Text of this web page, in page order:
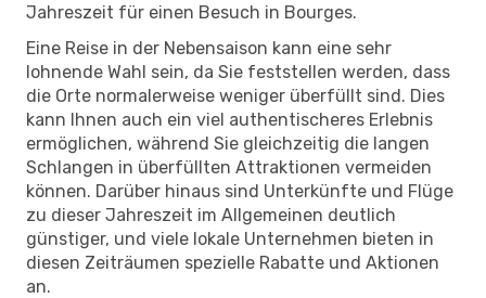
Jahreszeit für einen Besuch in Bourges.
Eine Reise in der Nebensaison kann eine sehr
lohnende Wahl sein, da Sie feststellen werden, dass
die Orte normalerweise weniger überfüllt sind. Dies
kann Ihnen auch ein viel authentischeres Erlebnis
ermöglichen, während Sie gleichzeitig die langen
Schlangen in überfüllten Attraktionen vermeiden
können. Darüber hinaus sind Unterkünfte und Flüge
zu dieser Jahreszeit im Allgemeinen deutlich
günstiger, und viele lokale Unternehmen bieten in
diesen Zeiträumen spezielle Rabatte und Aktionen
an.